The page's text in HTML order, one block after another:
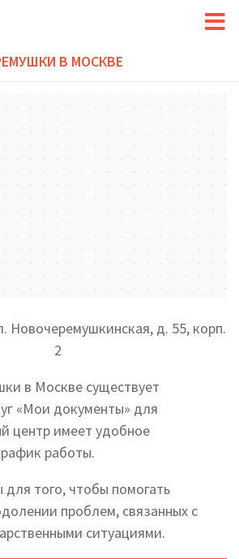
В МОСКВЕ
Новочеремушкинская, д. 55, корп.
2
в Москве существует
«Мои документы» для
центр имеет удобное
работы.
того, чтобы помогать
проблем, связанных с
ситуациями.